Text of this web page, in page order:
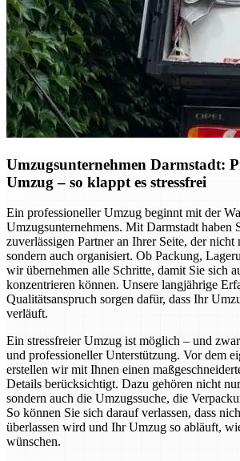
Umzugsunternehmen Darmstadt:
Umzug – so klappt es stressfrei
Ein professioneller Umzug beginnt mit der
Umzugsunternehmens. Mit Darmstadt haben
zuverlässigen Partner an Ihrer Seite, der nicht
sondern auch organisiert. Ob Packung,
wir übernehmen alle Schritte, damit Sie sich
konzentrieren können. Unsere langjährige
Qualitätsanspruch sorgen dafür, dass Ihr
verläuft.
Ein stressfreier Umzug ist möglich – und
und professioneller Unterstützung. Vor dem
erstellen wir mit Ihnen einen
Details berücksichtigt. Dazu gehören nicht
sondern auch die Umzugssuche, die
So können Sie sich darauf verlassen, dass
überlassen wird und Ihr Umzug so abläuft,
wünschen.